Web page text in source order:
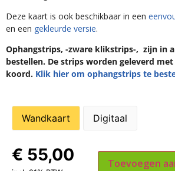
Deze kaart is ook beschikbaar in een
en een gekleurde versie.
Ophangstrips, -zware klikstrips-, zijn in
bestellen. De strips worden geleverd
koord. Klik hier om ophangstrips te
Wandkaart Digitaal
€ 55,00 Toevoegen